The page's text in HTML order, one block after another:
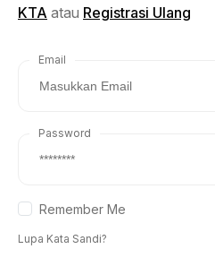
KTA atau Registrasi Ulang
Email
Password
Remember Me
Lupa Kata Sandi?